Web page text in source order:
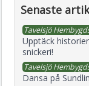
Senaste
Tavelsjö
Upptäck
snickeri!
Tavelsjö
Dansa på